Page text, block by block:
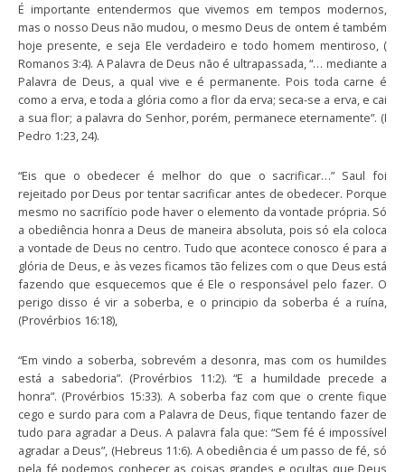
É importante entendermos que vivemos em tempos modernos,
mas o nosso Deus não mudou, o mesmo Deus de ontem é também
hoje presente, e seja Ele verdadeiro e todo homem mentiroso, (
Romanos 3:4). A Palavra de Deus não é ultrapassada, “… mediante a
Palavra de Deus, a qual vive e é permanente. Pois toda carne é
como a erva, e toda a glória como a flor da erva; seca-se a erva, e cai
a sua flor; a palavra do Senhor, porém, permanece eternamente”. (I
Pedro 1:23, 24).
“Eis que o obedecer é melhor do que o sacrificar…” Saul foi
rejeitado por Deus por tentar sacrificar antes de obedecer. Porque
mesmo no sacrifício pode haver o elemento da vontade própria. Só
a obediência honra a Deus de maneira absoluta, pois só ela coloca
a vontade de Deus no centro. Tudo que acontece conosco é para a
glória de Deus, e às vezes ficamos tão felizes com o que Deus está
fazendo que esquecemos que é Ele o responsável pelo fazer. O
perigo disso é vir a soberba, e o principio da soberba é a ruína,
(Provérbios 16:18),
“Em vindo a soberba, sobrevém a desonra, mas com os humildes
está a sabedoria”. (Provérbios 11:2). “E a humildade precede a
honra”. (Provérbios 15:33). A soberba faz com que o crente fique
cego e surdo para com a Palavra de Deus, fique tentando fazer de
tudo para agradar a Deus. A palavra fala que: “Sem fé é impossível
agradar a Deus”, (Hebreus 11:6). A obediência é um passo de fé, só
pela fé podemos conhecer as coisas grandes e ocultas que Deus